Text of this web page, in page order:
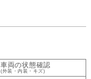
車両の状態確認
(外装・内装・キズ)